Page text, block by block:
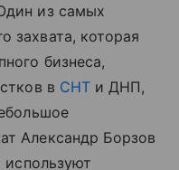
из самых
захвата, которая
бизнеса,
в СНТи ДНП,
Александр Борзов
используют